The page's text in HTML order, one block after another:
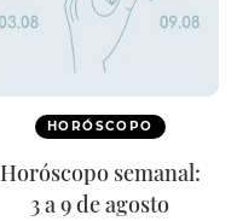
HORÓSCOPO
Horóscopo semanal:
3 a 9 de agosto